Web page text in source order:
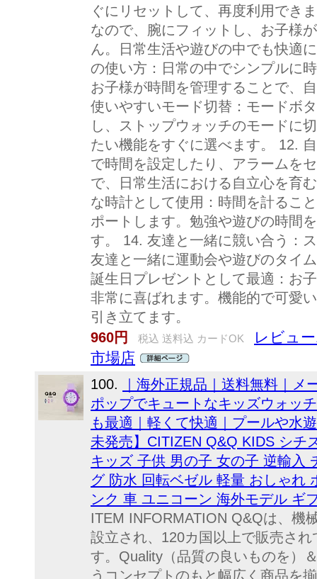
ぐにリセットして、再度利用でき
なので、腕にフィットし、お子様
ん。日常生活や遊びの中でも快適
の使い方：日常の中でシンプルに
お子様が時間を管理することで、
使いやすいモード切替：モードボ
し、ストップウォッチのモードに
たい機能をすぐに選べます。 12.
で時間を設定したり、アラームを
で、日常生活における自立心を育
な時計として使用：時間を計るこ
ポートします。勉強や遊びの時間
す。 14. 友達と一緒に競い合う：
友達と一緒に運動会や遊びのタイ
誕生日プレゼントとして最適：お
非常に喜ばれます。機能的で可愛
引き立てます。
960円
税込 送料込 カードOK
レビュ
市場店
100.
｜海外正規品｜送料無料｜
ポップでキュートなキッズウォッ
も最適｜軽くて快適｜プールや水
未発売】CITIZEN Q&Q KIDS シチ
キッズ 子供 男の子 女の子 逆輸入
グ 防水 回転ベゼル 軽量 おしゃれ
ンク 車 ユニコーン 海外モデル ギ
ITEM INFORMATION Q&Qは、機
設立され、120カ国以上で販売さ
す。Quality（品質の良いものを）
うコンセプトのもと幅広く商品を